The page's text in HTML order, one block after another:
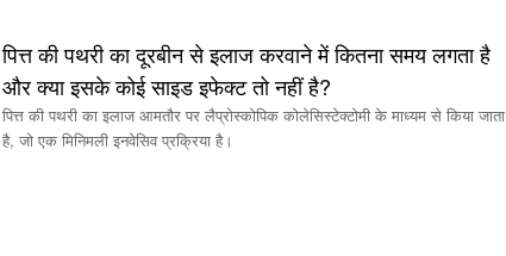
पित्त की पथरी का दूरबीन से इलाज करवाने में कितना समय लगता है
और क्या इसके कोई साइड इफेक्ट तो नहीं है?
पित्त की पथरी का इलाज आमतौर पर लैप्रोस्कोपिक कोलेसिस्टेक्टोमी के माध्यम से किया जाता
है, जो एक मिनिमली इनवेसिव प्रक्रिया है।